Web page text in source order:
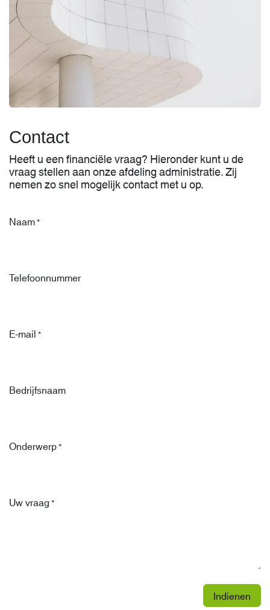
Contact
Heeft u een financiële vraag? Hieronder kunt u de
vraag stellen aan onze afdeling administratie. Zij
nemen zo snel mogelijk contact met u op.
Naam*
Telefoonnummer
E-mail *
Bedrijfsnaam
Onderwerp*
Uw vraag *
Indienen